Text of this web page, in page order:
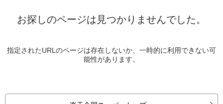
お探しのページは見つかりませんでした。
指定されたURLのページは存在しないか、一時的に利用できない可
能性があります。